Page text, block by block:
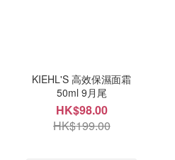
KIEHL'S 高效保濕面霜
50ml 9月尾
HK$98.00
HK$199.00